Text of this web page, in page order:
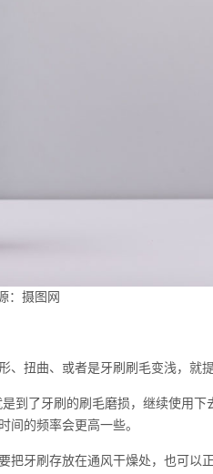
：摄图网
扭曲、或者是牙刷刷毛变浅，就提
了牙刷的刷毛磨损，继续使用下
间的频率会更高一些。
刷存放在通风干燥处，也可以